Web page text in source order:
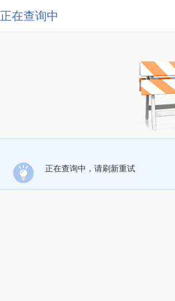
正在查询中
正在查询中，请刷新重试